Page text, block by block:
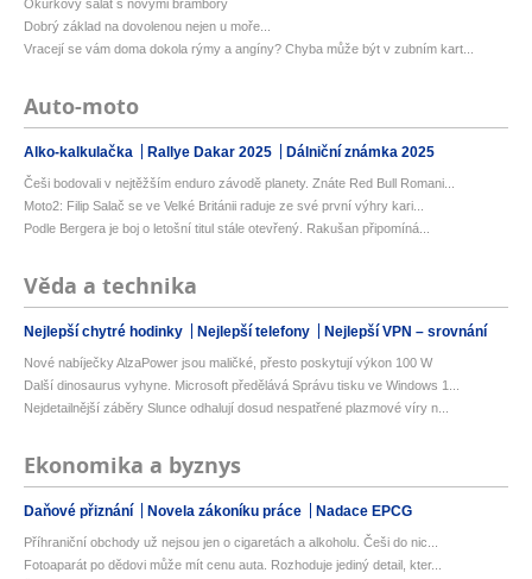
Okurkový salát s novými brambory
Dobrý základ na dovolenou nejen u moře...
Vracejí se vám doma dokola rýmy a angíny? Chyba může být v zubním kart...
Auto-moto
Alko-kalkulačka Rallye Dakar 2025 Dálniční známka 2025
Češi bodovali v nejtěžším enduro závodě planety. Znáte Red Bull Romani...
Moto2: Filip Salač se ve Velké Británii raduje ze své první výhry kari...
Podle Bergera je boj o letošní titul stále otevřený. Rakušan připomíná...
Věda a technika
Nejlepší chytré hodinky Nejlepší telefony Nejlepší VPN – srovnání
Nové nabíječky AlzaPower jsou maličké, přesto poskytují výkon 100 W
Další dinosaurus vyhyne. Microsoft předělává Správu tisku ve Windows 1...
Nejdetailnější záběry Slunce odhalují dosud nespatřené plazmové víry n...
Ekonomika a byznys
Daňové přiznání Novela zákoníku práce Nadace EPCG
Příhraniční obchody už nejsou jen o cigaretách a alkoholu. Češi do nic...
Fotoaparát po dědovi může mít cenu auta. Rozhoduje jediný detail, kter...